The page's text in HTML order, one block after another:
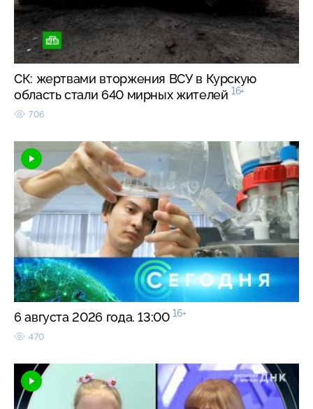
СК: жертвами вторжения ВСУ в Курскую
область стали 640 мирных жителей 16+
706
6 августа 2026 года. 13:00 16+
470